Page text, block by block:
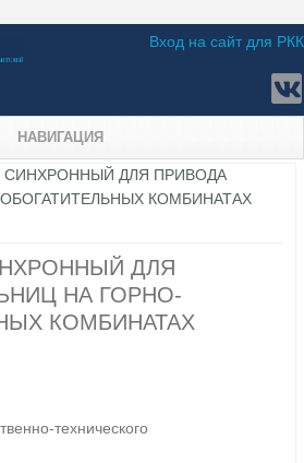
Вход на сайт для РКК
НАВИГАЦИЯ
СИНХРОННЫЙ ДЛЯ ПРИВОДА
КОМБИНАТАХ
ДЛЯ
НА ГОРНО-
КОМБИНАТАХ
технического